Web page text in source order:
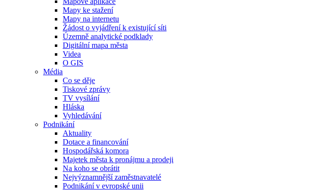
Mapy ke stažení
Mapy na internetu
Žádost o vyjádření k existující síti
Územně analytické podklady
Digitální mapa města
Videa
O GIS
Média
Co se děje
Tiskové zprávy
TV vysílání
Hláska
Vyhledávání
Podnikání
Aktuality
Dotace a financování
Hospodářská komora
Majetek města k pronájmu a prodeji
Na koho se obrátit
Nejvýznamnější zaměstnavatelé
Podnikání v evropské unii